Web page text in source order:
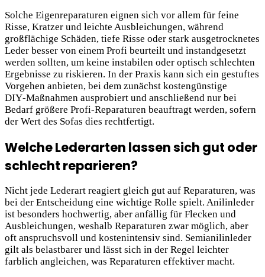
Solche Eigenreparaturen eignen sich vor allem für feine
Risse, Kratzer und leichte Ausbleichungen, während
großflächige Schäden, tiefe Risse oder stark ausgetrocknetes
Leder besser von einem Profi beurteilt und instandgesetzt
werden sollten, um keine instabilen oder optisch schlechten
Ergebnisse zu riskieren. In der Praxis kann sich ein gestuftes
Vorgehen anbieten, bei dem zunächst kostengünstige
DIY‑Maßnahmen ausprobiert und anschließend nur bei
Bedarf größere Profi‑Reparaturen beauftragt werden, sofern
der Wert des Sofas dies rechtfertigt.
Welche Lederarten lassen sich gut oder
schlecht reparieren?
Nicht jede Lederart reagiert gleich gut auf Reparaturen, was
bei der Entscheidung eine wichtige Rolle spielt. Anilinleder
ist besonders hochwertig, aber anfällig für Flecken und
Ausbleichungen, weshalb Reparaturen zwar möglich, aber
oft anspruchsvoll und kostenintensiv sind. Semianilinleder
gilt als belastbarer und lässt sich in der Regel leichter
farblich angleichen, was Reparaturen effektiver macht.